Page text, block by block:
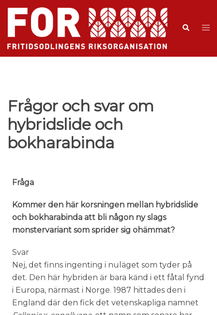
Frågor och svar om
hybridslide och
bokharabinda
Fråga
Kommer den här korsningen mellan hybridslide
och bokharabinda att bli någon ny slags
monstervariant som sprider sig ohämmat?
Svar
Nej, det finns ingenting i nuläget som tyder på
det. Den här hybriden är bara känd i ett fåtal fynd
i Europa, närmast i Norge. 1987 hittades den i
England där den fick det vetenskapliga namnet